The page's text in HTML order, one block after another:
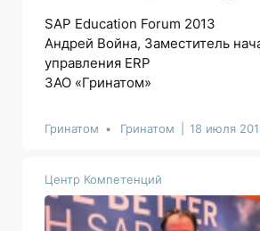
SAP Education Forum 2013
Андрей Война, Заместитель
управления ERP
ЗАО «Гринатом»
Гринатом Гринатом 18 июля
Центр Компетенций